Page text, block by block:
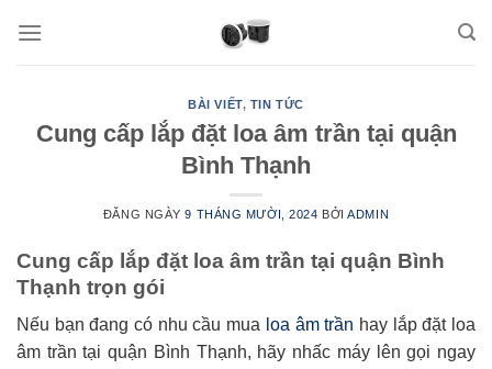
BÀI VIẾT, TIN TỨC
Cung cấp lắp đặt loa âm trần tại quận
Bình Thạnh
ĐĂNG NGÀY9 THÁNG MƯỜI, 2024 BỞIADMIN
Cung cấp lắp đặt loa âm trần tại quận Bình
Thạnh trọn gói
Nếu bạn đang có nhu cầu mua loa âm trần hay lắp đặt loa
âm trần tại quận Bình Thạnh, hãy nhấc máy lên gọi ngay